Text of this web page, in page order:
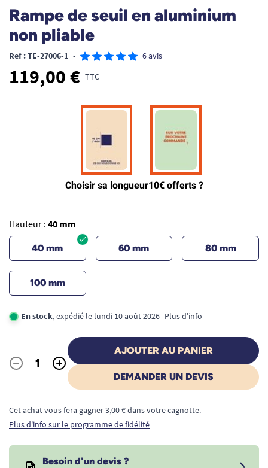
Rampe de seuil en aluminium
non pliable
Ref : TE-27006-1 • 6 avis
119,00 € TTC
Hauteur : 40 mm
40 mm 60 mm 80 mm
100 mm
En stock, expédié le lundi 10 août 2026 Plus d'info
Quantité
- +
AJOUTER AU PANIER
DEMANDER UN DEVIS
Cet achat vous fera gagner 3,00 € dans votre cagnotte.
Plus d'info sur le programme de fidélité
Besoin d'un devis ?